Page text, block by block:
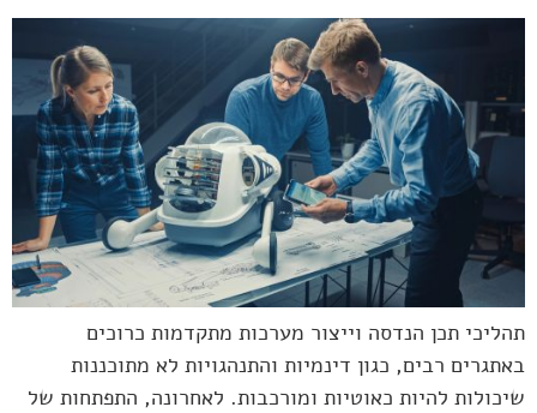
תהליכי תכן הנדסה וייצור מערכות מתקדמות כרוכים
באתגרים רבים, כגון דינמיות והתנהגויות לא מתוכננות
שיכולות להיות כאוטיות ומורכבות. לאחרונה, התפתחות של